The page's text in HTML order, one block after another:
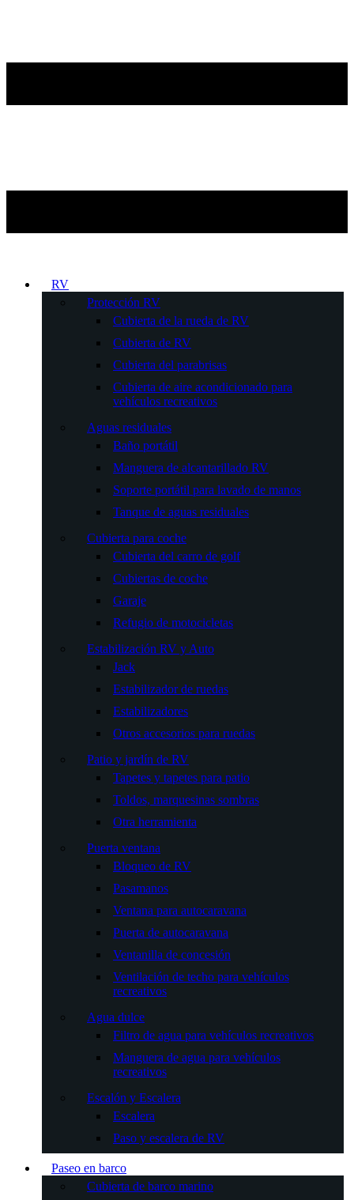
RV
Protección RV
Cubierta de la rueda de RV
Cubierta de RV
Cubierta del parabrisas
Cubierta de aire acondicionado para
vehículos recreativos
Aguas residuales
Baño portátil
Manguera de alcantarillado RV
Soporte portátil para lavado de manos
Tanque de aguas residuales
Cubierta para coche
Cubierta del carro de golf
Cubiertas de coche
Garaje
Refugio de motocicletas
Estabilización RV y Auto
Jack
Estabilizador de ruedas
Estabilizadores
Otros accesorios para ruedas
Patio y jardín de RV
Tapetes y tapetes para patio
Toldos, marquesinas sombras
Otra herramienta
Puerta ventana
Bloqueo de RV
Pasamanos
Ventana para autocaravana
Puerta de autocaravana
Ventanilla de concesión
Ventilación de techo para vehículos
recreativos
Agua dulce
Filtro de agua para vehículos recreativos
Manguera de agua para vehículos
recreativos
Escalón y Escalera
Escalera
Paso y escalera de RV
Paseo en barco
Cubierta de barco marino